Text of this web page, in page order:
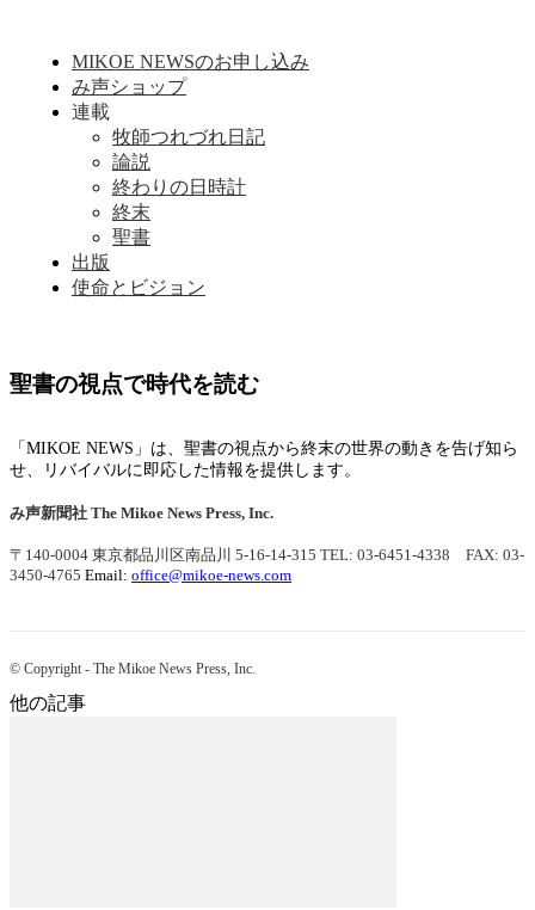
MIKOE NEWSのお申し込み
み声ショップ
連載
牧師つれづれ日記
論説
終わりの日時計
終末
聖書
出版
使命とビジョン
聖書の視点で時代を読む
「MIKOE NEWS」は、聖書の視点から終末の世界の動きを告げ知ら
せ、リバイバルに即応した情報を提供します。
み声新聞社 The Mikoe News Press, Inc.
〒140-0004 東京都品川区南品川 5-16-14-315 TEL: 03-6451-4338 FAX: 03-
3450-4765 Email: office@mikoe-news.com
© Copyright - The Mikoe News Press, Inc.
他の記事